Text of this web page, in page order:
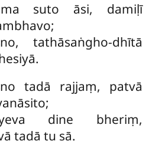
suto āsi, damiḷī
tathāsaṅgho-dhītā
tadā rajjaṃ, patvā
dine bheriṃ,
tadā tu sā.